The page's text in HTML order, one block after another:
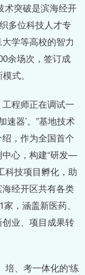
术突破是滨海经开
多位科技人才专
学等高校的智力
余场次，签订成
式。
程师正在调试一
速器’。”基地技术
，作为全国首个
中心，构建“研发—
科技项目孵化，助
经开区共有各类
，涵盖新医药、
业、项目成果转
、考一体化的‘练